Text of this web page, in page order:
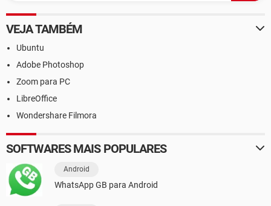
VEJA TAMBÉM
Ubuntu
Adobe Photoshop
Zoom para PC
LibreOffice
Wondershare Filmora
SOFTWARES MAIS POPULARES
Android
WhatsApp GB para Android